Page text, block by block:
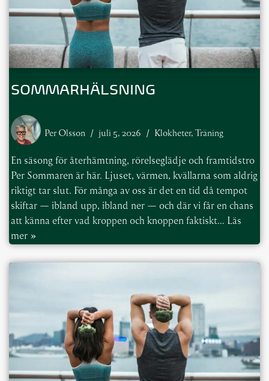
SOMMARHÄLSNING
Per Olsson juli 5, 2026 Klokheter, Träning
En säsong för återhämtning, rörelseglädje och framtidstro
Per Sommaren är här. Ljuset, värmen, kvällarna som aldrig
riktigt tar slut. För många av oss är det en tid då tempot
skiftar — ibland upp, ibland ner — och där vi får en chans
att känna efter vad kroppen och knoppen faktiskt… Läs
mer »